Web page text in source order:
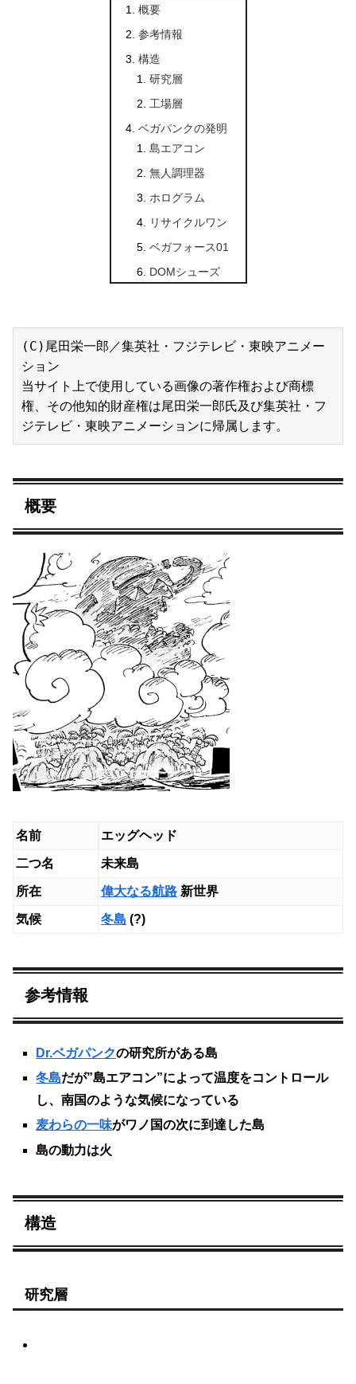
概要
参考情報
構造
研究層
工場層
ベガパンクの発明
島エアコン
無人調理器
ホログラム
リサイクルワン
ベガフォース01
DOMシューズ
(C)尾田栄一郎／集英社・フジテレビ・東映アニメー
ション
当サイト上で使用している画像の著作権および商標
権、その他知的財産権は尾田栄一郎氏及び集英社・フ
ジテレビ・東映アニメーションに帰属します。
概要
名前 エッグヘッド
二つ名 未来島
所在 偉大なる航路 新世界
気候 冬島 (?)
参考情報
Dr.ベガパンクの研究所がある島
冬島だが”島エアコン”によって温度をコントロール
し、南国のような気候になっている
麦わらの一味がワノ国の次に到達した島
島の動力は火
構造
研究層